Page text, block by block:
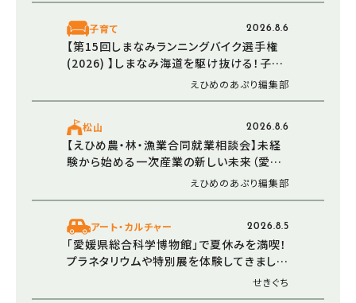
子育て 2026.8.6
【第15回しまなみランニングバイク選手権
(2026) 】しまなみ海道を駆け抜ける！子ど
もの挑戦と笑顔が輝く秋の特別な一日（愛
えひめのあぷり編集部
松山 2026.8.6
【えひめ農・林・漁業合同就業相談会】未経
験から始める一次産業の新しい未来（愛媛/
えひめのあぷり編集部
アート・カルチャー 2026.8.5
「愛媛県総合科学博物館」で夏休みを満喫！
プラネタリウムや特別展を体験してきました
せきぐち